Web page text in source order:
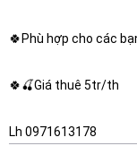
🍀Phù hợp cho các
🍀🍒Giá thuê 5tr/th
Lh 0971613178